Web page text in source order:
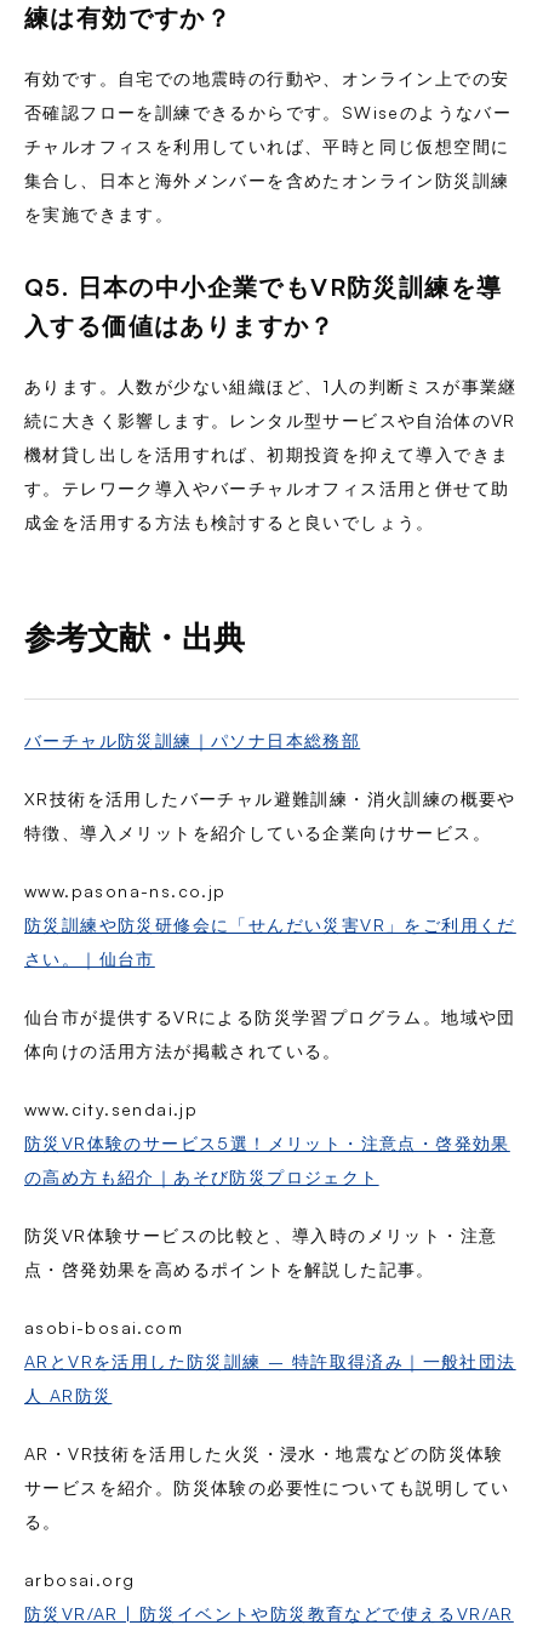
練は有効ですか？
有効です。自宅での地震時の行動や、オンライン上での安
否確認フローを訓練できるからです。SWiseのようなバー
チャルオフィスを利用していれば、平時と同じ仮想空間に
集合し、日本と海外メンバーを含めたオンライン防災訓練
を実施できます。
Q5. 日本の中小企業でもVR防災訓練を導
入する価値はありますか？
あります。人数が少ない組織ほど、1人の判断ミスが事業継
続に大きく影響します。レンタル型サービスや自治体のVR
機材貸し出しを活用すれば、初期投資を抑えて導入できま
す。テレワーク導入やバーチャルオフィス活用と併せて助
成金を活用する方法も検討すると良いでしょう。
参考文献・出典
バーチャル防災訓練｜パソナ日本総務部
XR技術を活用したバーチャル避難訓練・消火訓練の概要や
特徴、導入メリットを紹介している企業向けサービス。
www.pasona-ns.co.jp
防災訓練や防災研修会に「せんだい災害VR」をご利用くだ
さい。｜仙台市
仙台市が提供するVRによる防災学習プログラム。地域や団
体向けの活用方法が掲載されている。
www.city.sendai.jp
防災VR体験のサービス5選！メリット・注意点・啓発効果
の高め方も紹介｜あそび防災プロジェクト
防災VR体験サービスの比較と、導入時のメリット・注意
点・啓発効果を高めるポイントを解説した記事。
asobi-bosai.com
ARとVRを活用した防災訓練 – 特許取得済み｜一般社団法
人 AR防災
AR・VR技術を活用した火災・浸水・地震などの防災体験
サービスを紹介。防災体験の必要性についても説明してい
る。
arbosai.org
防災VR/AR | 防災イベントや防災教育などで使えるVR/AR